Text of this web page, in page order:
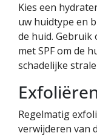
Kies een
uw huidtype en
de huid. Gebruik
met SPF om de
schadelijke
Regelmatig
verwijderen van